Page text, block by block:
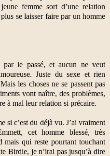
femme sort d’une relation
se laisser faire par un homme
le passé, et aucun ne veut
Juste du sexe et rien
les choses ne se passent pas
vont naître, des problèmes,
à mal leur relation si précaire.
si c’est du déjà vu. J’ai vraiment
cet homme blessé, très
qui reste pourtant touchant
Birdie, je n’irai pas jusqu’à dire